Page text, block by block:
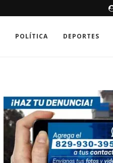
POLÍTICA DEPORTES